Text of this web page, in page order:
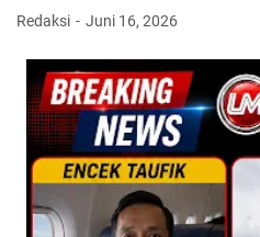
Redaksi Juni 16, 2026